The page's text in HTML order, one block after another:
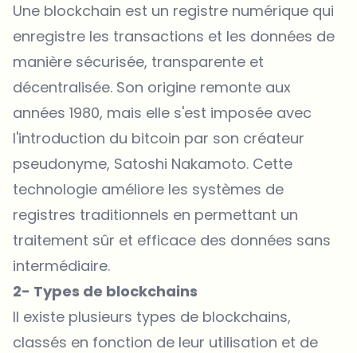
Une blockchain est un registre numérique qui
enregistre les transactions et les données de
manière sécurisée, transparente et
décentralisée. Son origine remonte aux
années 1980, mais elle s'est imposée avec
l'introduction du bitcoin par son créateur
pseudonyme, Satoshi Nakamoto. Cette
technologie améliore les systèmes de
registres traditionnels en permettant un
traitement sûr et efficace des données sans
intermédiaire.
2- Types de blockchains
Il existe plusieurs types de blockchains,
classés en fonction de leur utilisation et de